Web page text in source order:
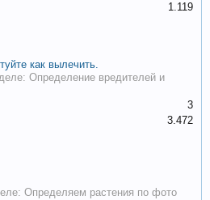
1.119
как вылечить.
Определение вредителей и
3
3.472
Определяем растения по фото